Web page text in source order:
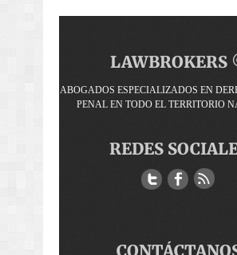
LAWBROKERS
ABOGADOS ESPECIALIZADOS EN
PENAL EN TODO EL TERRITORIO
REDES